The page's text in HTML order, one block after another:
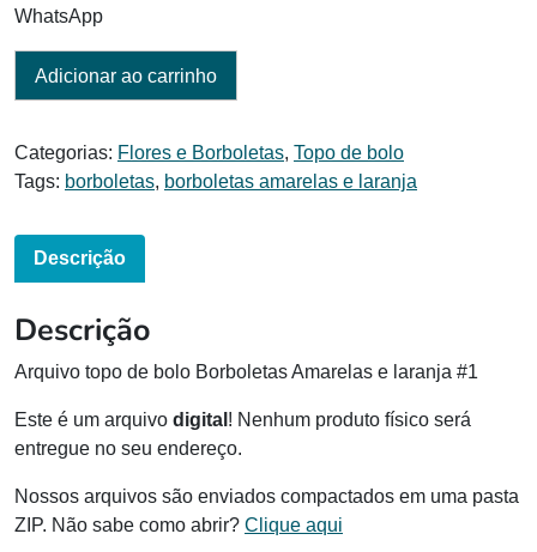
WhatsApp
Adicionar ao carrinho
Categorias: Flores e Borboletas, Topo de bolo
Tags: borboletas, borboletas amarelas e laranja
Descrição
Descrição
Arquivo topo de bolo Borboletas Amarelas e laranja #1
Este é um arquivo digital ! Nenhum produto físico será
entregue no seu endereço.
Nossos arquivos são enviados compactados em uma pasta
ZIP. Não sabe como abrir? Clique aqui